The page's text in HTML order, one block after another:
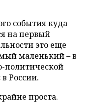
события куда
на первый
это еще
маленький – в
политической
России.
проста.